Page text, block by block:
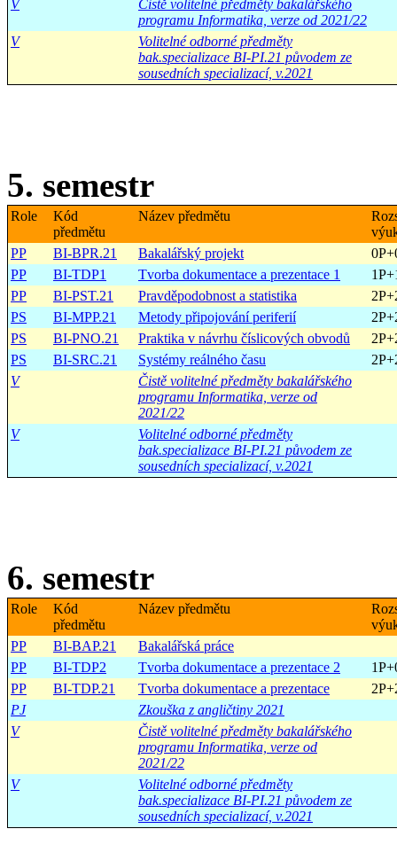
V
Čistě volitelné předměty bakalářského
programu Informatika, verze od 2021/22
V
Volitelné odborné předměty
bak.specializace BI-PI.21 původem ze
sousedních specializací, v.2021
5. semestr
Role
Kód
předmětu
Název předmětu
PP
BI-BPR.21 Bakalářský projekt
PP
BI-TDP1 Tvorba dokumentace a prezentace 1
PP
BI-PST.21 Pravděpodobnost a statistika
PS
BI-MPP.21 Metody připojování periferií
PS
BI-PNO.21 Praktika v návrhu číslicových obvodů
PS
BI-SRC.21 Systémy reálného času
V
Čistě volitelné předměty bakalářského
programu Informatika, verze od
2021/22
V
Volitelné odborné předměty
bak.specializace BI-PI.21 původem ze
sousedních specializací, v.2021
6. semestr
Role
Kód
předmětu
Název předmětu
PP
BI-BAP.21
Bakalářská práce
PP
BI-TDP2 Tvorba dokumentace a prezentace 2
PP
BI-TDP.21 Tvorba dokumentace a prezentace
PJ
Zkouška z angličtiny 2021
V
Čistě volitelné předměty bakalářského
programu Informatika, verze od
2021/22
V
Volitelné odborné předměty
bak.specializace BI-PI.21 původem ze
sousedních specializací, v.2021